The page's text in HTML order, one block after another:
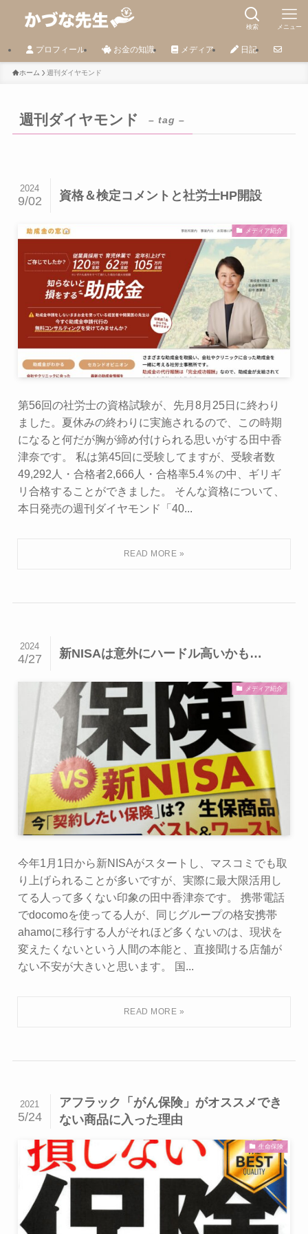
検索 メニュー
プロフィール お金の知識 メディア 日記
ホーム 週刊ダイヤモンド
週刊ダイヤモンド – tag –
資格＆検定コメントと社労士HP開設
2024
9/02
メディア紹介
第56回の社労士の資格試験が、先月8月25日に終わり
ました。夏休みの終わりに実施されるので、この時期
になると何だが胸が締め付けられる思いがする田中香
津奈です。 私は第45回に受験してますが、受験者数
49,292人・合格者2,666人・合格率5.4％の中、ギリギ
リ合格することができました。 そんな資格について、
本日発売の週刊ダイヤモンド「40...
新NISAは意外にハードル高いかも…
2024
4/27
メディア紹介
今年1月1日から新NISAがスタートし、マスコミでも取
り上げられることが多いですが、実際に最大限活用し
てる人って多くない印象の田中香津奈です。 携帯電話
でdocomoを使ってる人が、同じグループの格安携帯
ahamoに移行する人がそれほど多くないのは、現状を
変えたくないという人間の本能と、直接聞ける店舗が
ない不安が大きいと思います。 国...
アフラック「がん保険」がオススメでき
ない商品に入った理由
2021
5/24
生命保険